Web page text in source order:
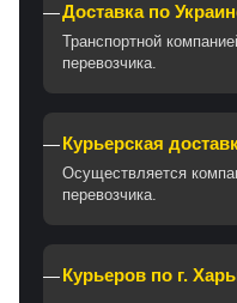
Доставка по
Транспортной
перевозчика.
Курьерская
Осуществляется
перевозчика.
Курьеров по г.